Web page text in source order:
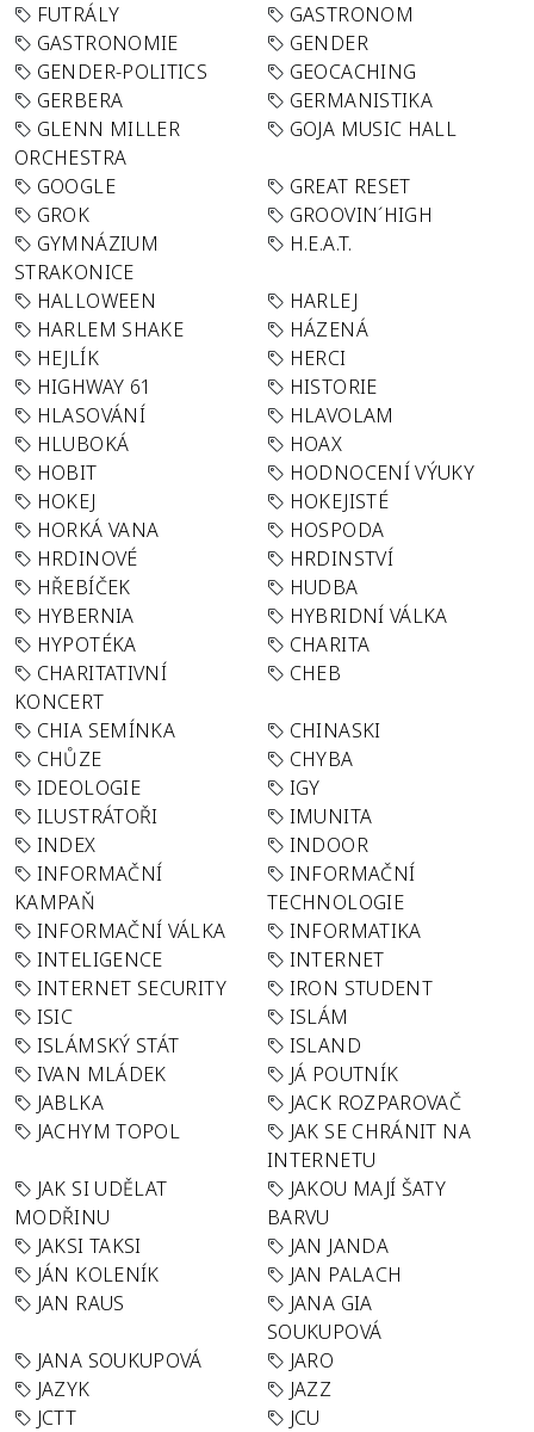
FUTRÁLY
GASTRONOM
GASTRONOMIE
GENDER
GENDER-POLITICS
GEOCACHING
GERBERA
GERMANISTIKA
GLENN MILLER
ORCHESTRA
GOJA MUSIC HALL
GOOGLE
GREAT RESET
GROK
GROOVIN´HIGH
GYMNÁZIUM
STRAKONICE
H.E.A.T.
HALLOWEEN
HARLEJ
HARLEM SHAKE
HÁZENÁ
HEJLÍK
HERCI
HIGHWAY 61
HISTORIE
HLASOVÁNÍ
HLAVOLAM
HLUBOKÁ
HOAX
HOBIT
HODNOCENÍ VÝUKY
HOKEJ
HOKEJISTÉ
HORKÁ VANA
HOSPODA
HRDINOVÉ
HRDINSTVÍ
HŘEBÍČEK
HUDBA
HYBERNIA
HYBRIDNÍ VÁLKA
HYPOTÉKA
CHARITA
CHARITATIVNÍ
KONCERT
CHEB
CHIA SEMÍNKA
CHINASKI
CHŮZE
CHYBA
IDEOLOGIE
IGY
ILUSTRÁTOŘI
IMUNITA
INDEX
INDOOR
INFORMAČNÍ
KAMPAŇ
INFORMAČNÍ
TECHNOLOGIE
INFORMAČNÍ VÁLKA
INFORMATIKA
INTELIGENCE
INTERNET
INTERNET SECURITY
IRON STUDENT
ISIC
ISLÁM
ISLÁMSKÝ STÁT
ISLAND
IVAN MLÁDEK
JÁ POUTNÍK
JABLKA
JACK ROZPAROVAČ
JACHYM TOPOL
JAK SE CHRÁNIT NA
INTERNETU
JAK SI UDĚLAT
MODŘINU
JAKOU MAJÍ ŠATY
BARVU
JAKSI TAKSI
JAN JANDA
JÁN KOLENÍK
JAN PALACH
JAN RAUS
JANA GIA
SOUKUPOVÁ
JANA SOUKUPOVÁ
JARO
JAZYK
JAZZ
JCTT
JCU